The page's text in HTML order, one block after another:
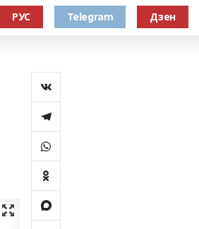
РУС Telegram Дзен